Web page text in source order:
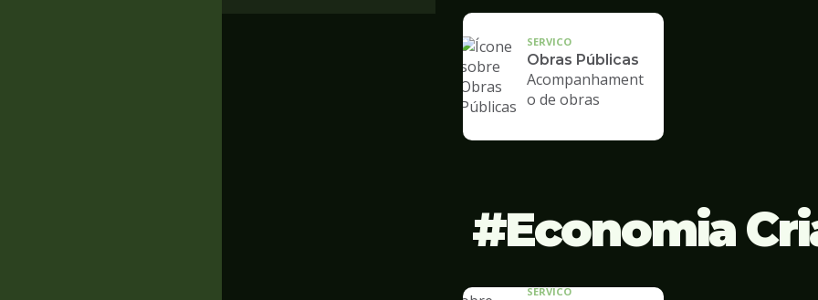
SERVICO
Obras Públicas
Acompanhament
o de obras
Economia
SERVICO